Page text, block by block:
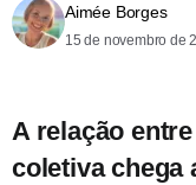
Aimée Borges
15 de novembro de
A relação entre
coletivachega